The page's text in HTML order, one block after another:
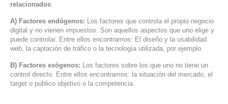
relacionados:
A) Factores endógenos: Los factores que controla el propio negocio
digital y no vienen impuestos. Son aquellos aspectos que uno elige y
puede controlar. Entre ellos encontramos: El diseño y la usabilidad
web, la captación de tráfico o la tecnología utilizada, por ejemplo.
B) Factores exógenos: Los factores sobre los que uno no tiene un
control directo. Entre ellos encontramos: la situación del mercado, el
target o público objetivo o la competencia.